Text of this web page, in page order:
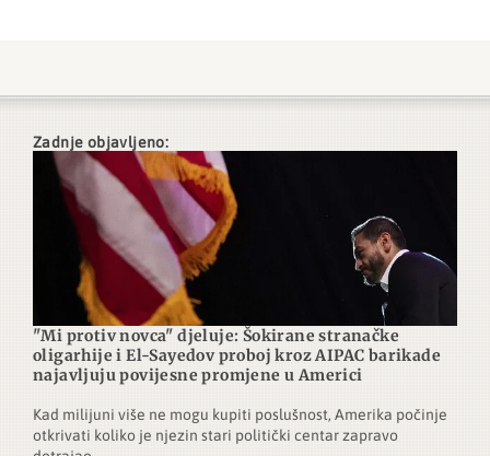
Zadnje objavljeno:
"Mi protiv novca" djeluje: Šokirane stranačke
oligarhije i El-Sayedov proboj kroz AIPAC barikade
najavljuju povijesne promjene u Americi
Kad milijuni više ne mogu kupiti poslušnost, Amerika počinje
otkrivati koliko je njezin stari politički centar zapravo